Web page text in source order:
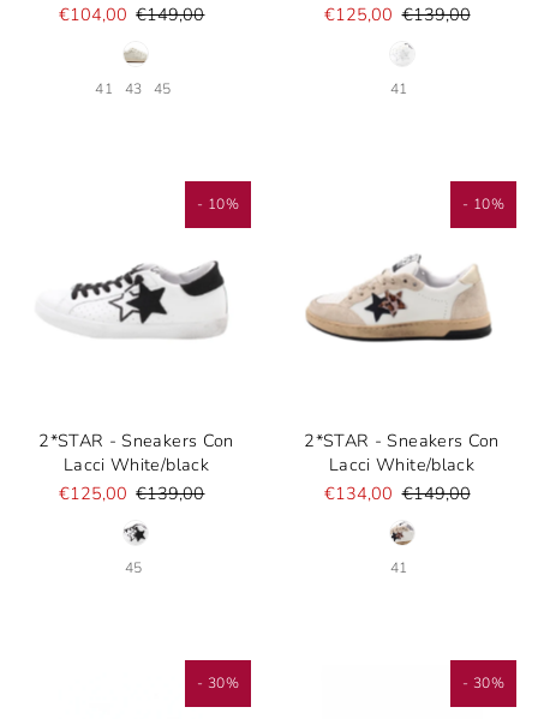
€104,00 €149,00
41 43 45
€125,00 €139,00
41
- 10%
2*STAR - Sneakers Con
Lacci White/black
€125,00 €139,00
45
- 10%
2*STAR - Sneakers Con
Lacci White/black
€134,00 €149,00
41
- 30% - 30%